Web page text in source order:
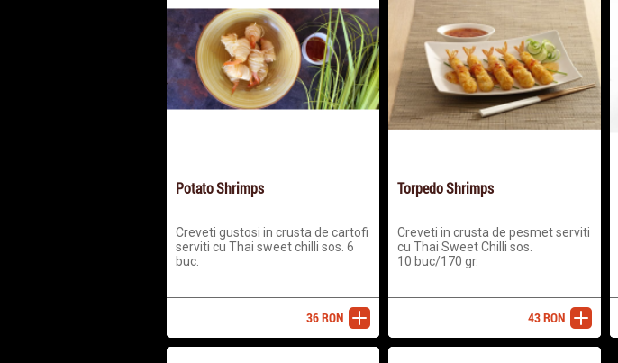
Potato Shrimps
Creveti gustosi in crusta de cartofi
serviti cu Thai sweet chilli sos. 6
buc.
adaugă
36RON
Torpedo Shrimps
Creveti in crusta de pesmet serviti
cu Thai Sweet Chilli sos.
10 buc/170 gr.
adaugă
43RON